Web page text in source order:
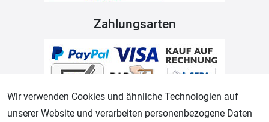
Zahlungsarten
Wir verwenden Cookies und ähnliche Technologien auf
unserer Website und verarbeiten personenbezogene Daten